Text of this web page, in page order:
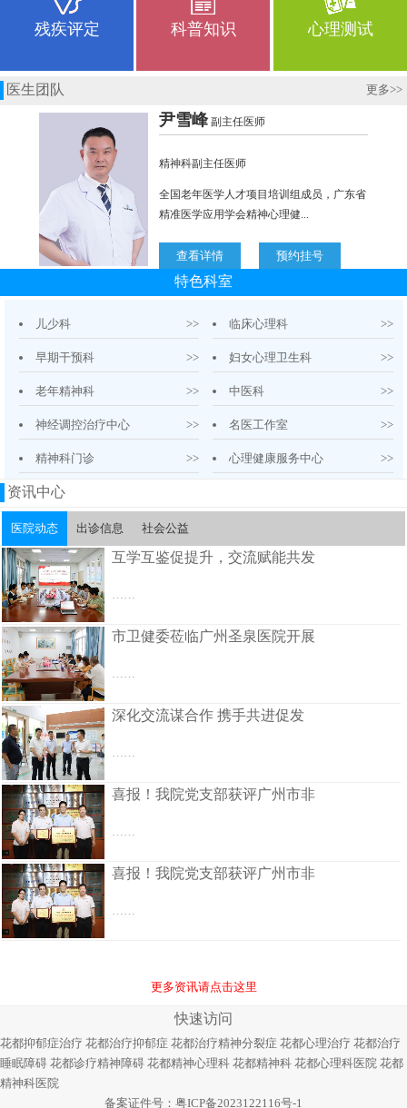
残疾评定 科普知识 心理测试
医生团队 更多>>
特色科室
儿少科 >> 临床心理科 >>
早期干预科 >> 妇女心理卫生科 >>
老年精神科 >> 中医科 >>
神经调控治疗中心 >> 名医工作室 >>
精神科门诊 >> 心理健康服务中心 >>
资讯中心
医院动态 出诊信息 社会公益
互学互鉴促提升，交流赋能共发
……
市卫健委莅临广州圣泉医院开展
……
深化交流谋合作 携手共进促发
……
喜报！我院党支部获评广州市非
……
喜报！我院党支部获评广州市非
……
更多资讯请点击这里
快速访问
花都抑郁症治疗 花都治疗抑郁症 花都治疗精神分裂症 花都心理治疗 花都治疗
睡眠障碍 花都诊疗精神障碍 花都精神心理科 花都精神科 花都心理科医院 花都
精神科医院
备案证件号： 粤ICP备2023122116号-1